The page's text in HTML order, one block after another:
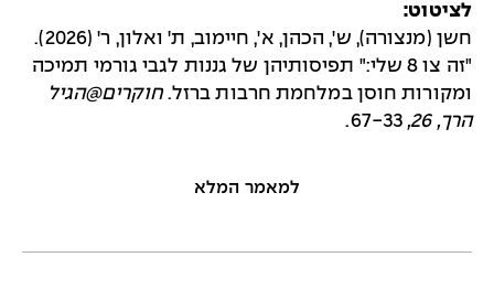
לציטוט:
חשן (מנצורה), ש', הכהן, א', חיימוב, ת' ואלון, ר' (2026).
"זה צו 8 שלי:" תפיסותיהן של גננות לגבי גורמי תמיכה
ומקורות חוסן במלחמת חרבות ברזל.חוקרים@הגיל
הרך, 26,
67-33.
למאמר המלא